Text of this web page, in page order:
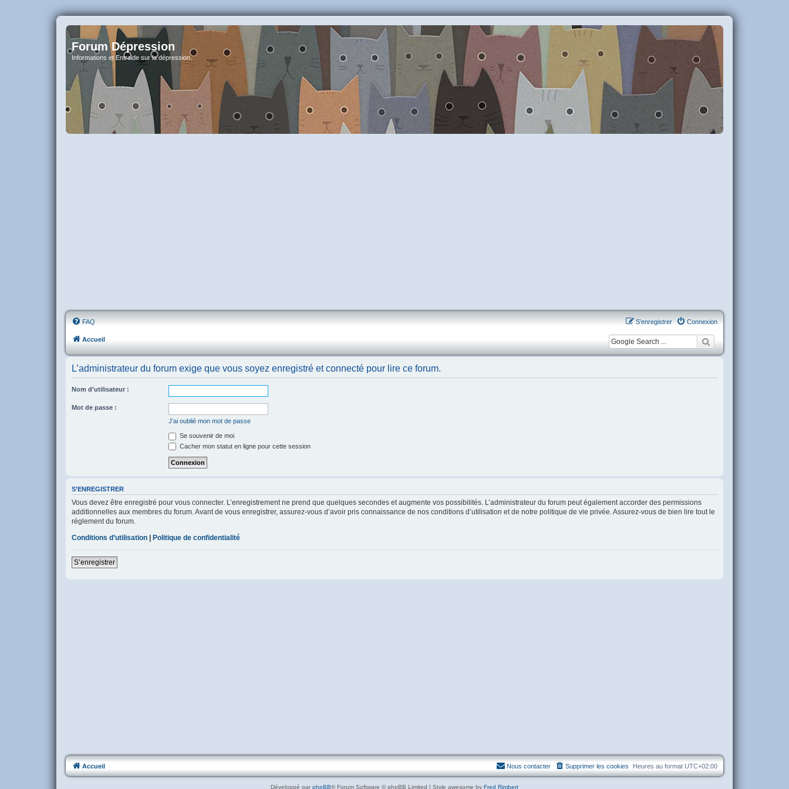
Forum Dépression
Informations et Entraide sur la dépression.
FAQ Connexion
S’enregistrer
Accueil
L’administrateur du forum exige que vous soyez enregistré et connecté pour lire ce forum.
Nom d’utilisateur :
Mot de passe :
J’ai oublié mon mot de passe
Se souvenir de moi
Cacher mon statut en ligne pour cette session
S’ENREGISTRER
Vous devez être enregistré pour vous connecter. L’enregistrement ne prend que quelques secondes et augmente vos possibilités. L’administrateur du forum peut également accorder des permissions
additionnelles aux membres du forum. Avant de vous enregistrer, assurez-vous d’avoir pris connaissance de nos conditions d’utilisation et de notre politique de vie privée. Assurez-vous de bien lire tout le
règlement du forum.
Conditions d’utilisation | Politique de confidentialité
S’enregistrer
Accueil Heures au format UTC+02:00
Supprimer les cookies
Nous contacter
Développé par phpBB® Forum Software © phpBB Limited | Style awesome by Fred Rimbert